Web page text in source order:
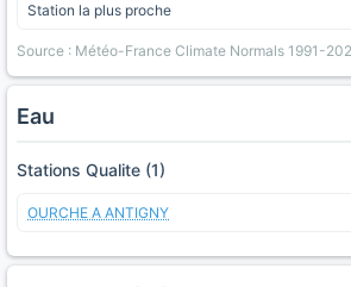
Station la plus proche
Source : Météo-France Climate Normals 1991-
Eau
Stations Qualite (1)
OURCHE A ANTIGNY